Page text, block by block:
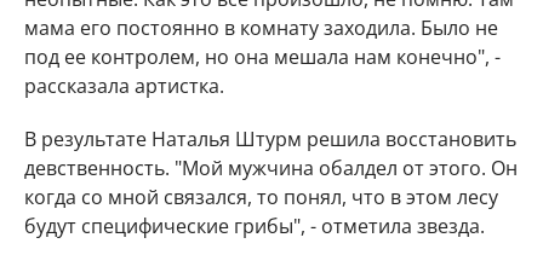
мама его постоянно в комнату заходила. Было не
под ее контролем, но она мешала нам конечно", -
рассказала артистка.
В результате Наталья Штурм решила восстановить
девственность. "Мой мужчина обалдел от этого. Он
когда со мной связался, то понял, что в этом лесу
будут специфические грибы", - отметила звезда.